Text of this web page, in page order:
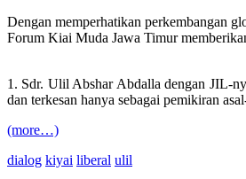
Dengan memperhatikan perkembangan
Forum Kiai Muda Jawa Timur
1. Sdr. Ulil Abshar Abdalla dengan JIL-
dan terkesan hanya sebagai pemikiran
(more…)
dialog kiyai liberal ulil